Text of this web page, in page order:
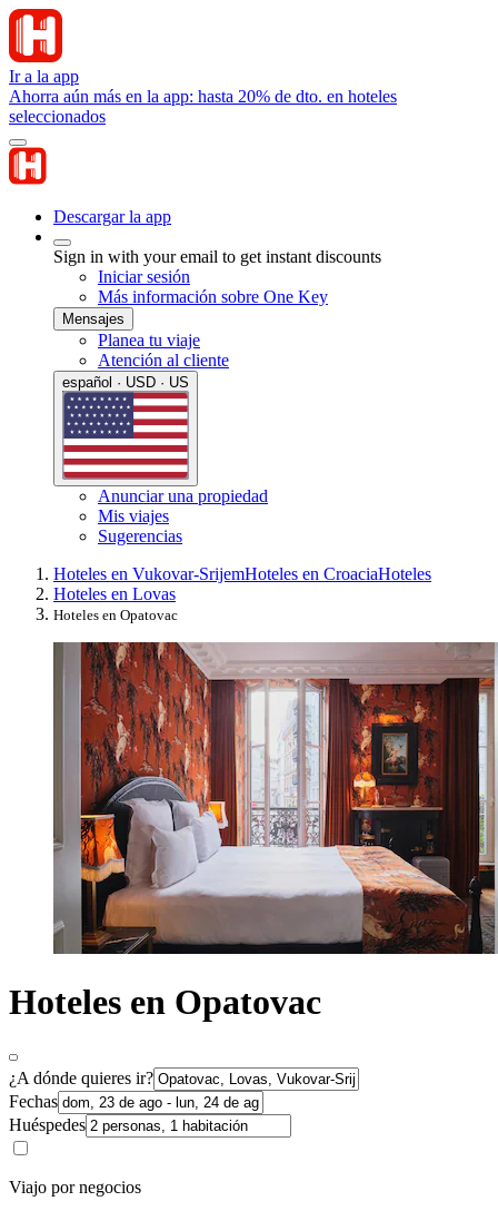
Ir a la app
Ahorra aún más en la app: hasta 20% de dto. en hoteles
seleccionados
Descargar la app
Sign in with your email to get instant discounts
Iniciar sesión
Más información sobre One Key
Mensajes
Planea tu viaje
Atención al cliente
español · USD · US
Anunciar una propiedad
Mis viajes
Sugerencias
Hoteles en Vukovar-SrijemHoteles en CroaciaHoteles
Hoteles en Lovas
Hoteles en Opatovac
Hoteles en Opatovac
¿A dónde quieres ir?
Fechas
Huéspedes
Viajo por negocios